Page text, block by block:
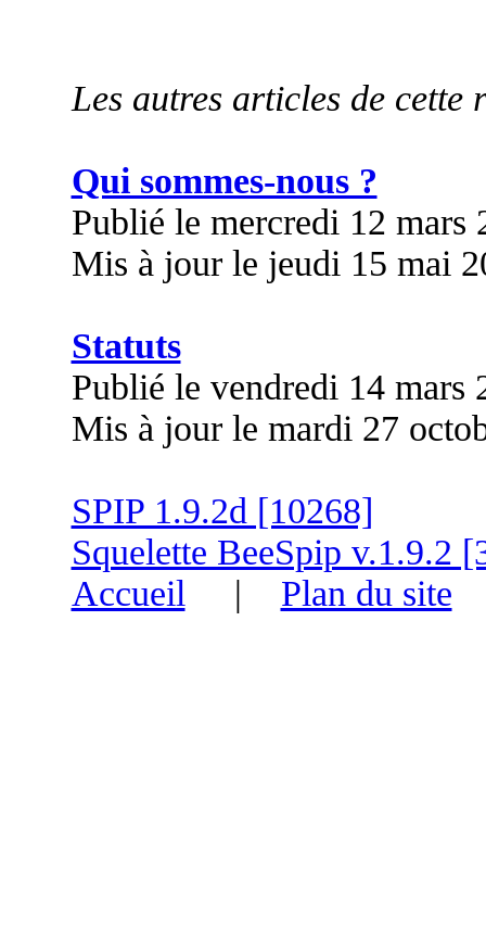
Les autres articles de cette
Qui sommes-nous ?
Publié le mercredi 12 mars
Mis à jour le jeudi 15 mai
Statuts
Publié le vendredi 14 mars
Mis à jour le mardi 27
SPIP 1.9.2d [10268]
Squelette BeeSpip v.1.9.2
Accueil | Plan du site